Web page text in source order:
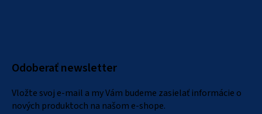
Odoberať newsletter
Vložte svoj e-mail a my Vám budeme zasielať informácie o
nových produktoch na našom e-shope.